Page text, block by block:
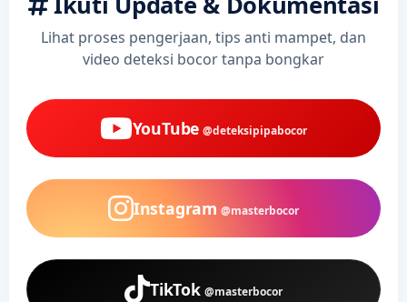
Lihat proses pengerjaan, tips anti mampet, dan
video deteksi bocor tanpa bongkar
YouTube @deteksipipabocor
Instagram @masterbocor
TikTok @masterbocor